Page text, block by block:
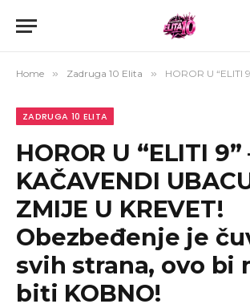
Home » Zadruga 10 Elita » HOROR U “ELITI 9” – KAČAVENDI UBACUJU ZMIJE U
ZADRUGA 10 ELITA
HOROR U “ELITI 9”
KAČAVENDI
ZMIJE U KREVET!
Obezbeđenje je
svih strana, ovo bi
biti KOBNO!